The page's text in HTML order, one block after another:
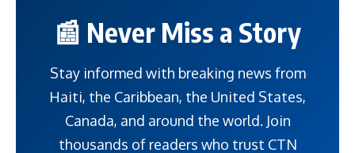
📰 Never Miss a Story
Stay informed with breaking news from
Haiti, the Caribbean, the United States,
Canada, and around the world. Join
thousands of readers who trust CTN